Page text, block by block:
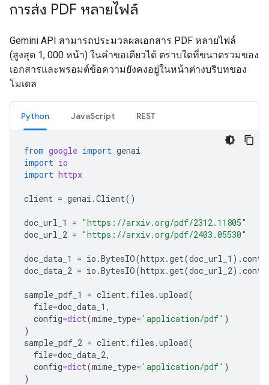
การส่ง PDF หลายไฟล์
Gemini API สามารถประมวลผลเอกสาร PDF หลายไฟล์
(สูงสุด 1, 000 หน้า) ในคำขอเดียวได้ ตราบใดที่ขนาดรวมของ
เอกสารและพรอมต์ข้อความยังคงอยู่ในหน้าต่างบริบทของ
โมเดล
Python JavaScript REST
from google import genai
import io
import httpx
client = genai .Client()
doc_url_1 = "https://arxiv.org/pdf/2312.11805"
doc_url_2 = "https://arxiv.org/pdf/2403.05530"
doc_data_1 = io .BytesIO(httpx.get(doc_url_1 ) .
doc_data_2 = io .BytesIO(httpx.get(doc_url_2) .
sample_pdf_1 = client. files .upload(
file=doc_data_1 ,
config=dict(mime_type= 'application/pdf' )
)
sample_pdf_2 = client. files .upload(
file=doc_data_2,
config=dict(mime_type= 'application/pdf' )
)